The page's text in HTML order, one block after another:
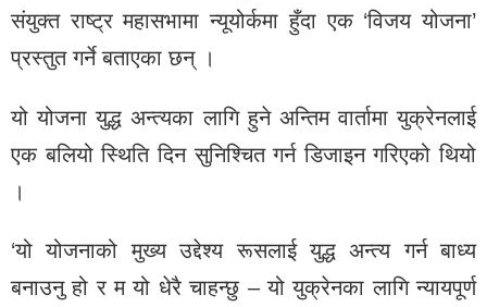
संयुक्त राष्ट्र महासभामा न्यूयोर्कमा हुँदा एक ‘विजय योजना’
प्रस्तुत गर्ने बताएका छन् ।
यो योजना युद्ध अन्त्यका लागि हुने अन्तिम वार्तामा युक्रेनलाई
एक बलियो स्थिति दिन सुनिश्चित गर्न डिजाइन गरिएको थियो
।
‘यो योजनाको मुख्य उद्देश्य रूसलाई युद्ध अन्त्य गर्न बाध्य
बनाउनु हो र म यो धेरै चाहन्छु – यो युक्रेनका लागि न्यायपूर्ण